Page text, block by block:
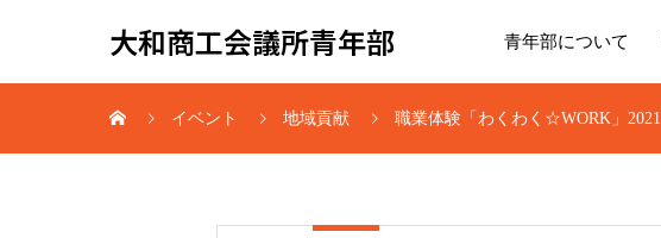
大和商工会議所青年部 青年部について
イベント 地域貢献 職業体験「わくわく☆WORK」2021